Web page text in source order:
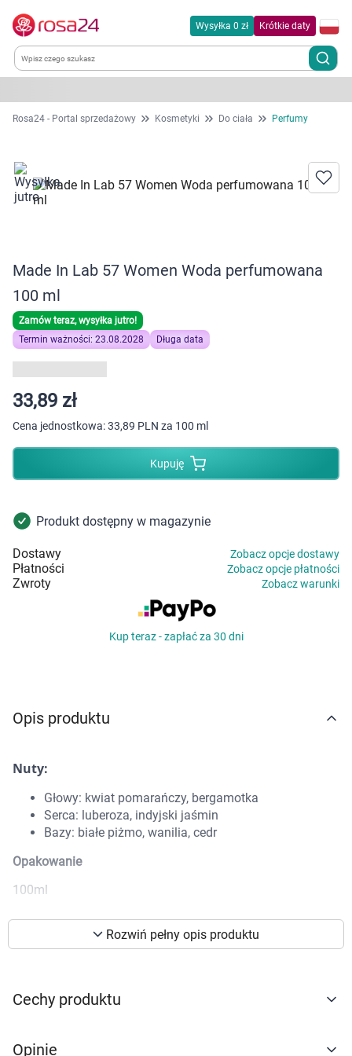
preferencji. Więcej informacji znajdziesz w
naszej
cookies poprzez kliknięcie przycisku
Wysyłka 0 zł Krótkie daty
Kategorie
Dla zwierząt
Zdrowie
Kobieta w ciąży i mama
Dziecko
Higiena
Kosmetyki
Mężczyzna
Zdrowy styl życia
Zabawki
Marki
Rosa24 - Portal sprzedażowy Kosmetyki Do ciała Perfumy
Made In Lab 57 Women Woda perfumowana
100 ml
Zamów teraz, wysyłka jutro!
Termin ważności: 23.08.2028
Długa data
33,89 zł
Cena jednostkowa:33,89 PLN za 100 ml
Kupuję
Produkt dostępny w magazynie
Dostawy Zobacz opcje dostawy
Płatności Zobacz opcje płatności
Zwroty Zobacz warunki
Kup teraz - zapłać za 30 dni
Opis produktu
Nuty:
Głowy: kwiat pomarańczy, bergamotka
Serca: luberoza, indyjski jaśmin
Bazy: białe piżmo, wanilia, cedr
Opakowanie
100ml
Rozwiń pełny opis produktu
Cechy produktu
Opinie